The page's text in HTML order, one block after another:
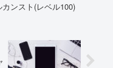
ンスト(レベル100)